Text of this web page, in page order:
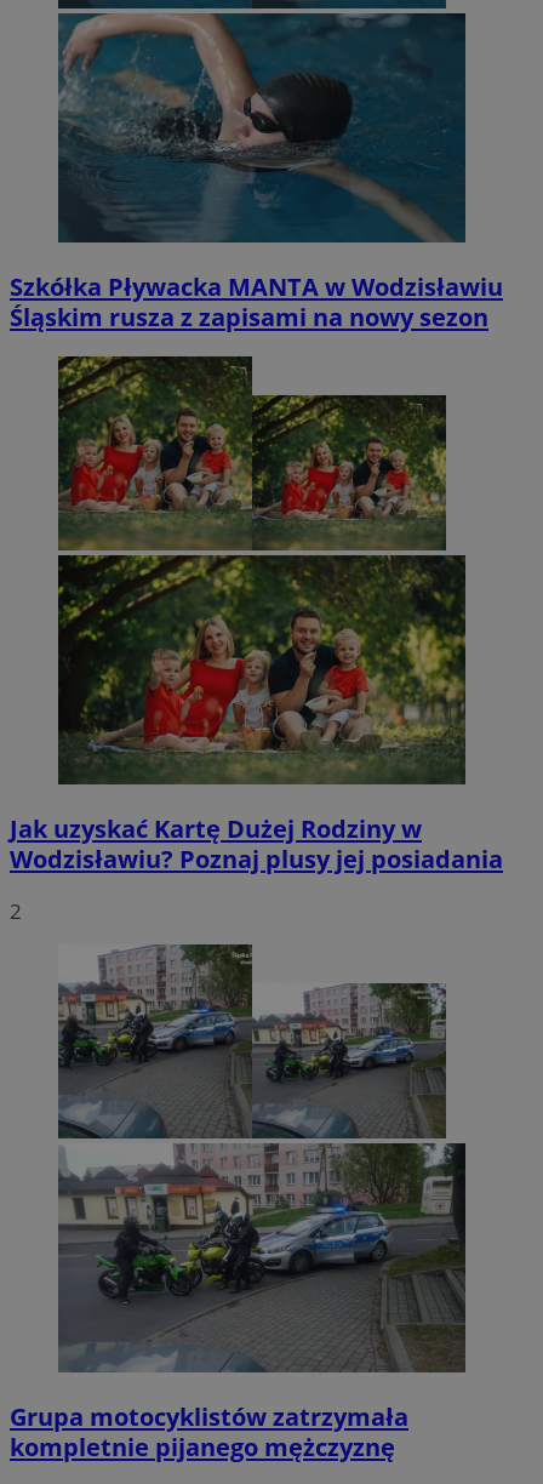
Szkółka Pływacka MANTA w Wodzisławiu
Śląskim rusza z zapisami na nowy sezon
Jak uzyskać Kartę Dużej Rodziny w
Wodzisławiu? Poznaj plusy jej posiadania
2
Grupa motocyklistów zatrzymała
kompletnie pijanego mężczyznę